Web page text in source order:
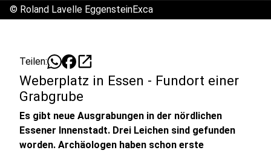
© Roland Lavelle EggensteinExca
Teilen: open_in_new
Weberplatz in Essen - Fundort einer
Grabgrube
Es gibt neue Ausgrabungen in der nördlichen
Essener Innenstadt. Drei Leichen sind gefunden
worden. Archäologen haben schon erste